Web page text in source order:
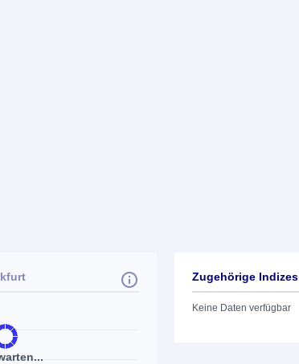
Zugehörige Indizes
Keine Daten verfügbar